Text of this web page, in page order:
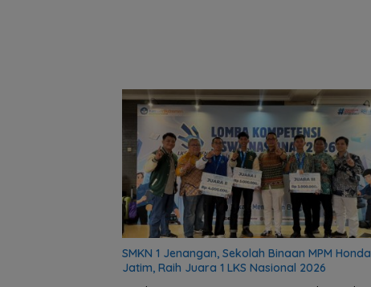
SMKN 1 Jenangan, Sekolah Binaan MPM Honda
Jatim, Raih Juara 1 LKS Nasional 2026